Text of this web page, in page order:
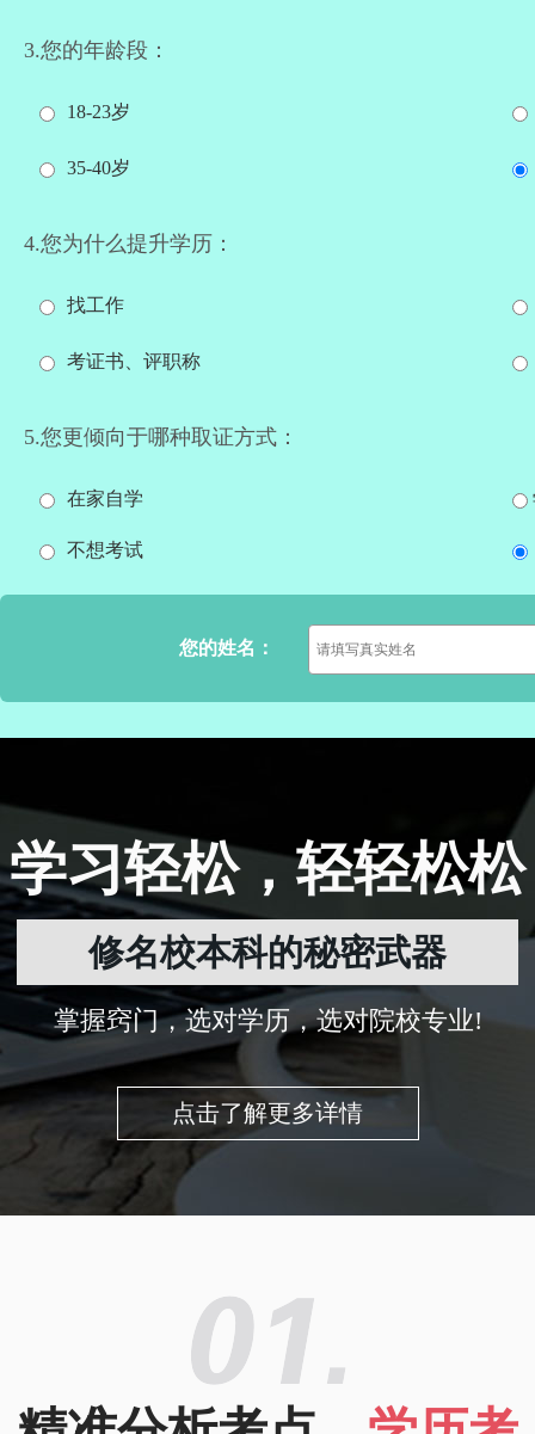
3.您的年龄段：
18-23岁
35-40岁
4.您为什么提升学历：
找工作
考证书、评职称
5.您更倾向于哪种取证方式：
在家自学
不想考试
您的姓名：
学习轻松，轻轻松松
修名校本科的秘密武器
掌握窍门，选对学历，选对院校专业!
点击了解更多详情